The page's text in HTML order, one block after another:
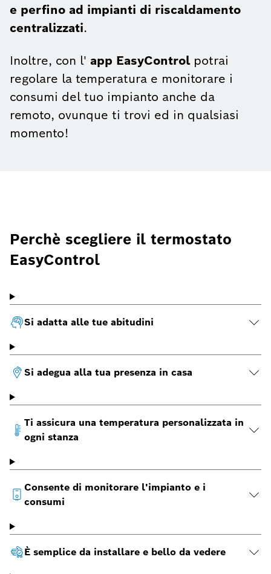
e perfino ad impianti di riscaldamento
centralizzati.
Inoltre, con l' app EasyControlpotrai
regolare la temperatura e monitorare i
consumi del tuo impianto anche da
remoto, ovunque ti trovi ed in qualsiasi
momento!
Perchè scegliere il termostato
EasyControl
Si adatta alle tue abitudini
Si adegua alla tua presenza in casa
Ti assicura una temperatura personalizzata in
ogni stanza
Consente di monitorare l'impianto e i
consumi
È semplice da installare e bello da vedere